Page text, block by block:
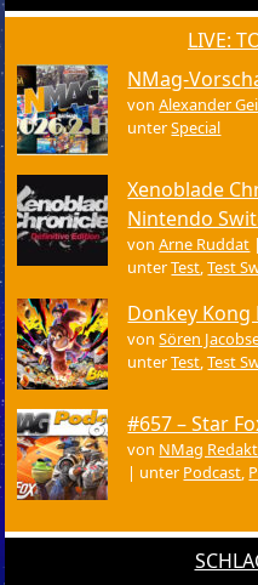
LIVE:
NMag-
vonAlexander
unterSpecial
Xenoblade
Nintendo
vonArne Ruddat
unterTest,Test
Donkey Kong
vonSören
unterTest,Test
#657 – Star
von NMag
| unter Podcast,